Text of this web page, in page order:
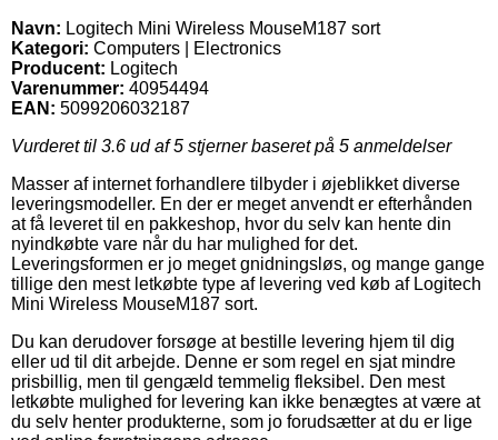
Navn: Logitech Mini Wireless MouseM187 sort
Kategori: Computers | Electronics
Producent: Logitech
Varenummer: 40954494
EAN: 5099206032187
Vurderet til 3.6 ud af 5 stjerner baseret på 5 anmeldelser
Masser af internet forhandlere tilbyder i øjeblikket diverse
leveringsmodeller. En der er meget anvendt er efterhånden
at få leveret til en pakkeshop, hvor du selv kan hente din
nyindkøbte vare når du har mulighed for det.
Leveringsformen er jo meget gnidningsløs, og mange gange
tillige den mest letkøbte type af levering ved køb af Logitech
Mini Wireless MouseM187 sort.
Du kan derudover forsøge at bestille levering hjem til dig
eller ud til dit arbejde. Denne er som regel en sjat mindre
prisbillig, men til gengæld temmelig fleksibel. Den mest
letkøbte mulighed for levering kan ikke benægtes at være at
du selv henter produkterne, som jo forudsætter at du er lige